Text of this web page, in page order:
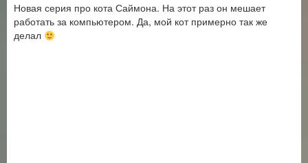
Новая серия про кота Саймона. На этот раз он мешает
работать за компьютером. Да, мой кот примерно так же
делал